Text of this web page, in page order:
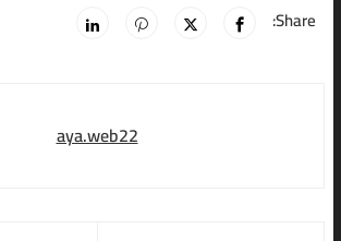
Share:
aya.web22